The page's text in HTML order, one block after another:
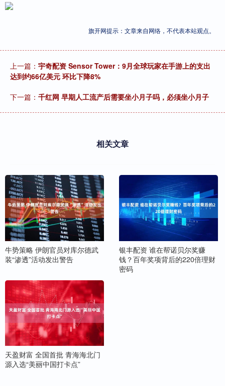
旗开网提示：文章来自网络，不代表本站观点。
上一篇： 宇奇配资 Sensor Tower：9月全球玩家在手游上的支出
达到约66亿美元 环比下降8%
下一篇： 千红网 早期人工流产后需要坐小月子吗，必须坐小月子
相关文章
牛势策略 伊朗官员对库尔德武
装“渗透”活动发出警告
银丰配资 谁在帮诺贝尔奖赚
钱？百年奖项背后的220倍理财
密码
天盈财富 全国首批 青海海北门
源入选“美丽中国打卡点”